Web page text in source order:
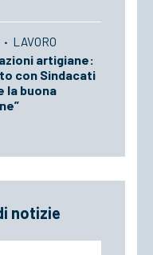
· LAVORO
artigiane:
con Sindacati
la buona
notizie